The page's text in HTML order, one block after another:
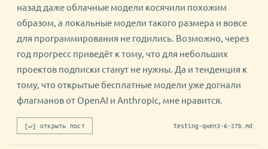
назад даже облачные модели косячили похожим
образом, а локальные модели такого размера и вовсе
для программирования не годились. Возможно, через
год прогресс приведёт к тому, что для небольших
проектов подписки станут не нужны. Да и тенденция к
тому, что открытые бесплатные модели уже догнали
флагманов от OpenAI и Anthropic, мне нравится.
[↵] открыть пост testing-qwen3-6-27b.md